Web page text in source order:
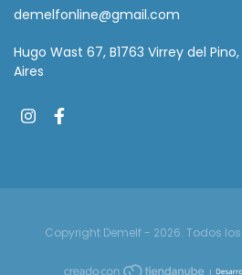
demelfonline@gmail.com
Hugo Wast 67, B1763 Virrey del
Aires
Copyright Demelf - 2026. Todos